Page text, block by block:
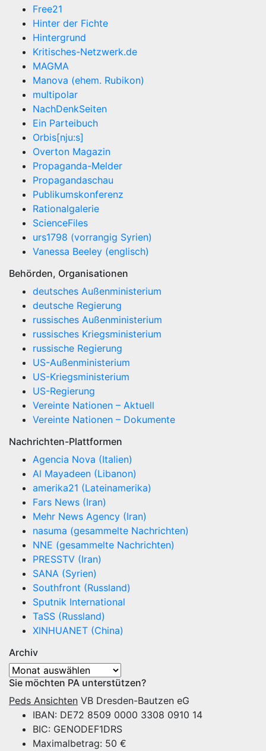
Free21
Hinter der Fichte
Hintergrund
Kritisches-Netzwerk.de
MAGMA
Manova (ehem. Rubikon)
multipolar
NachDenkSeiten
Ein Parteibuch
Orbis[nju:s]
Overton Magazin
Propaganda-Melder
Propagandaschau
Publikumskonferenz
Rationalgalerie
ScienceFiles
urs1798 (vorrangig Syrien)
Vanessa Beeley (englisch)
Behörden, Organisationen
deutsches Außenministerium
deutsche Regierung
russisches Außenministerium
russisches Kriegsministerium
russische Regierung
US-Außenministerium
US-Kriegsministerium
US-Regierung
Vereinte Nationen – Aktuell
Vereinte Nationen – Dokumente
Nachrichten-Plattformen
Agencia Nova (Italien)
Al Mayadeen (Libanon)
amerika21 (Lateinamerika)
Fars News (Iran)
Mehr News Agency (Iran)
nasuma (gesammelte Nachrichten)
NNE (gesammelte Nachrichten)
PRESSTV (Iran)
SANA (Syrien)
Southfront (Russland)
Sputnik International
TaSS (Russland)
XINHUANET (China)
Archiv
Archiv
Sie möchten PA unterstützen?
Peds Ansichten VB Dresden-Bautzen eG
IBAN: DE72 8509 0000 3308 0910 14
BIC: GENODEF1DRS
Maximalbetrag: 50 €